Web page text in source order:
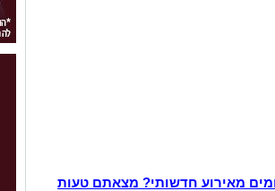
מאירוע חדשותי? מצאתם טעות